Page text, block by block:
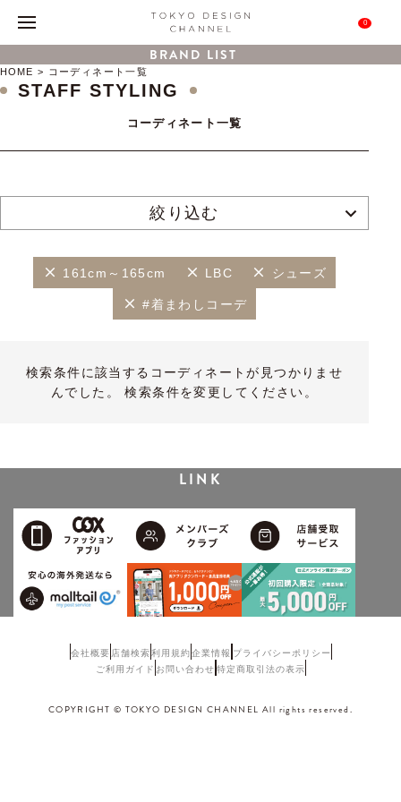
0
BRAND LIST
HOME コーディネート一覧
STAFF STYLING
コーディネート一覧
絞り込む
161cm～165cm LBC シューズ
#着まわしコーデ
検索条件に該当するコーディネートが見つかりませ
んでした。 検索条件を変更してください。
LINK
会社概要 店舗検索利用規約企業情報 プライバシーポリシー
ご利用ガイド お問い合わせ 特定商取引法の表示
COPYRIGHT © TOKYO DESIGN CHANNEL All rights reserved.